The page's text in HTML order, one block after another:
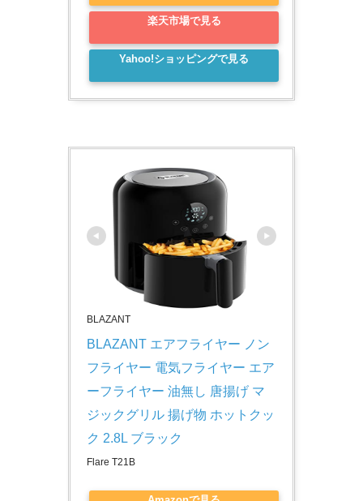
楽天市場で見る
Yahoo!ショッピングで見る
BLAZANT
BLAZANT エアフライヤー ノン
フライヤー 電気フライヤー エア
ーフライヤー 油無し 唐揚げ マ
ジックグリル 揚げ物 ホットクッ
ク 2.8L ブラック
Flare T21B